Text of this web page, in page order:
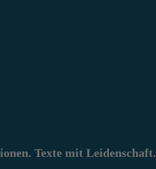
Texte mit Leidenschaft.